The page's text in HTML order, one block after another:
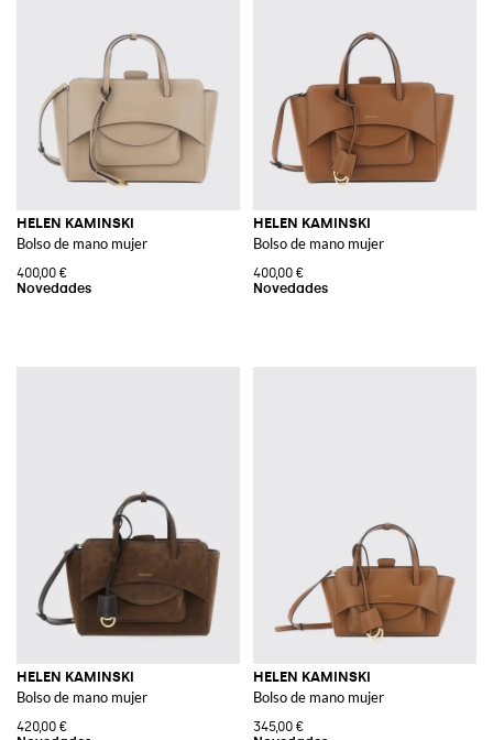
HELEN KAMINSKI
Bolso de mano mujer
400,00 €
HELEN KAMINSKI
Bolso de mano mujer
400,00 €
HELEN KAMINSKI
Bolso de mano mujer
420,00 €
HELEN KAMINSKI
Bolso de mano mujer
345,00 €